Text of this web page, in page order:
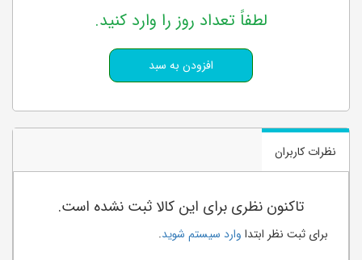
لطفاً تعداد روز را وارد کنید.
نظرات کاربران
تاکنون نظری برای این کالا ثبت نشده است.
برای ثبت نظر ابتدا وارد سیستم شوید.